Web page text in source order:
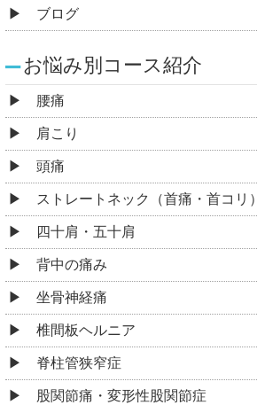
ブログ
お悩み別コース紹介
腰痛
肩こり
頭痛
ストレートネック（首痛・首コリ）
四十肩・五十肩
背中の痛み
坐骨神経痛
椎間板ヘルニア
脊柱管狭窄症
股関節痛・変形性股関節症